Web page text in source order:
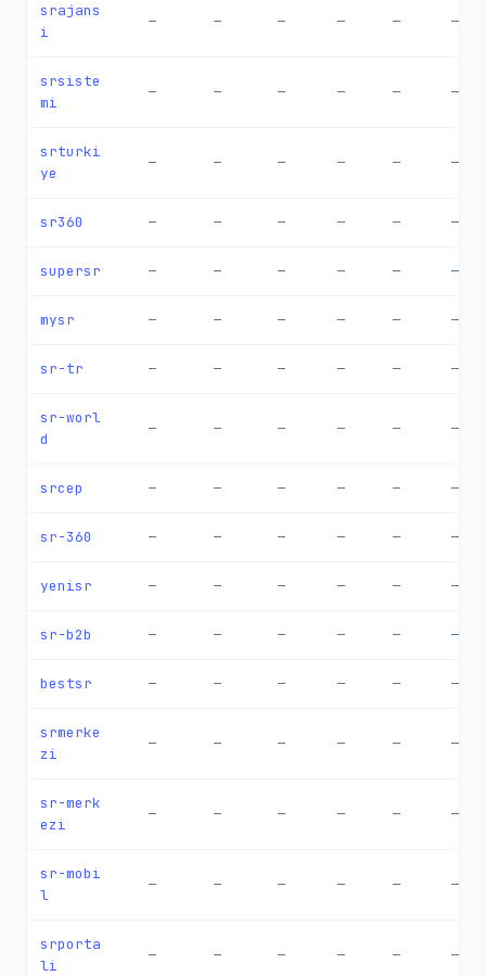
srajans
i
— — — — — —
srsiste
mi
— — — — — —
srturki
ye
— — — — — —
sr360 — — — — — —
supersr — — — — — —
mysr — — — — — —
sr-tr — — — — — —
sr-worl
d
— — — — — —
srcep — — — — — —
sr-360 — — — — — —
yenisr — — — — — —
sr-b2b — — — — — —
bestsr — — — — — —
srmerke
zi
— — — — — —
sr-merk
ezi
— — — — — —
sr-mobi
l
— — — — — —
srporta
li
— — — — — —